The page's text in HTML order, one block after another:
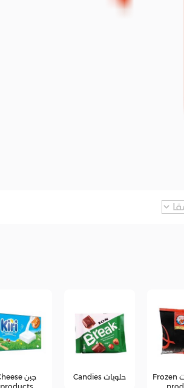
جبن Cheese
زيوت Oil products